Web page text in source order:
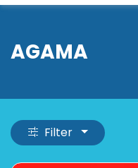
AGAMA
Filter